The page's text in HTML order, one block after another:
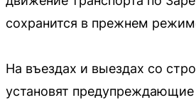
сохранится в прежнем
На въездах и выездах со
установят предупреждающие